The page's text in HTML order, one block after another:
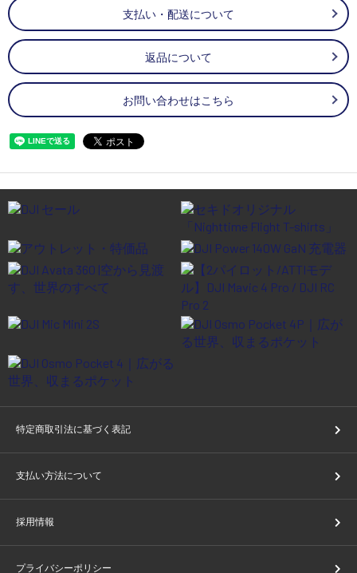
支払い・配送について
返品について
お問い合わせはこちら
特定商取引法に基づく表記
支払い方法について
採用情報
プライバシーポリシー